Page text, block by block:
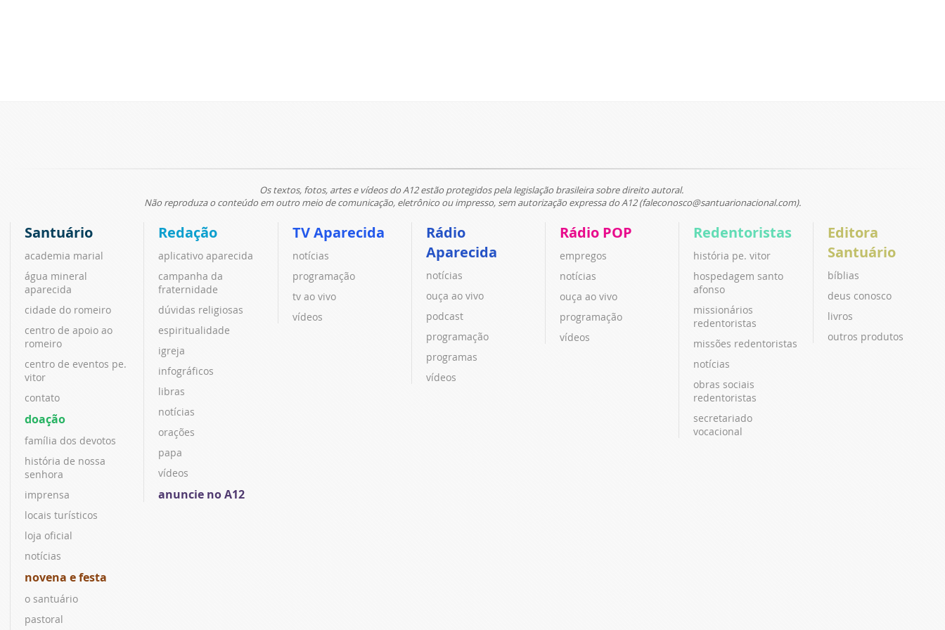
Os textos, fotos, artes e vídeos do A12 estão protegidos pela legislação brasileira sobre direito autoral.
Não reproduza o conteúdo em outro meio de comunicação, eletrônico ou impresso, sem autorização expressa do A12 (faleconosco@santuarionacional.com).
Santuário
academia marial
água mineral
aparecida
cidade do romeiro
centro de apoio ao
romeiro
centro de eventos pe.
vitor
contato
doação
família dos devotos
história de nossa
senhora
imprensa
locais turísticos
loja oficial
notícias
novena e festa
o santuário
pastoral
Redação
aplicativo aparecida
campanha da
fraternidade
dúvidas religiosas
espiritualidade
igreja
infográficos
libras
notícias
orações
papa
vídeos
anuncie no A12
TV Aparecida
notícias
programação
tv ao vivo
vídeos
Rádio
Aparecida
notícias
ouça ao vivo
podcast
programação
programas
vídeos
Rádio POP
empregos
notícias
ouça ao vivo
programação
vídeos
Redentoristas
história pe. vitor
hospedagem santo
afonso
missionários
redentoristas
missões redentoristas
notícias
obras sociais
redentoristas
secretariado
vocacional
Editora
Santuário
bíblias
deus conosco
livros
outros produtos